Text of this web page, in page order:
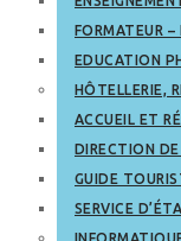
FORMATEUR
EDUCATION
HÔTELLERIE,
ACCUEIL ET
DIRECTION
GUIDE
SERVICE